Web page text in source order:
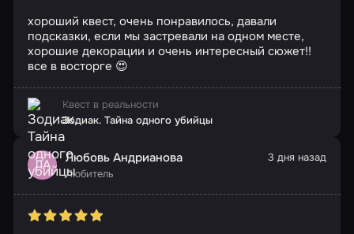
хороший квест, очень понравилось, давали
подсказки, если мы застревали на одном месте,
хорошие декорации и очень интересный сюжет!!
все в восторге 😍
Квест в реальности
Зодиак. Тайна одного убийцы
ЛА Любовь Андрианова
Любитель
3 дня назад